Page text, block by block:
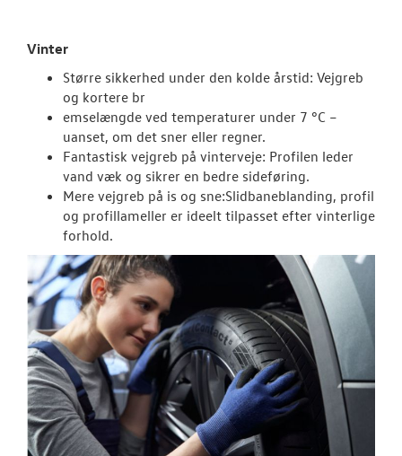
Vinter
Større sikkerhed under den kolde årstid: Vejgreb
og kortere br
emselængde ved temperaturer under 7 °C –
uanset, om det sner eller regner.
Fantastisk vejgreb på vinterveje: Profilen leder
vand væk og sikrer en bedre sideføring.
Mere vejgreb på is og sne:Slidbaneblanding, profil
og profillameller er ideelt tilpasset efter vinterlige
forhold.